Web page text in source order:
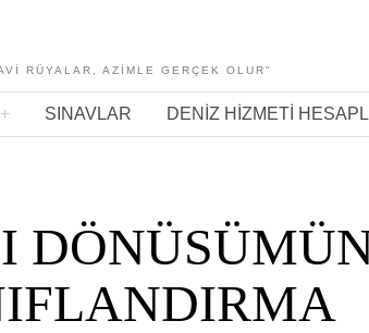
RÜYALAR, AZIMLE GERÇEK OLUR"
SINAVLAR DENIZ HIZMETI